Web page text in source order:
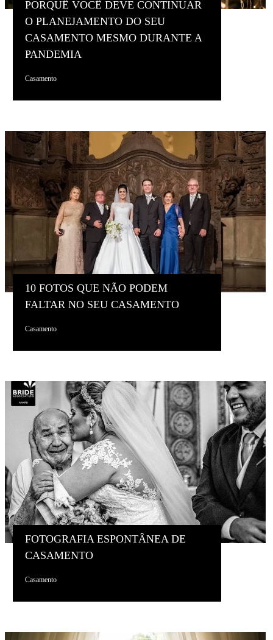
PORQUÊ VOCÊ DEVE CONTINUAR
O PLANEJAMENTO DO SEU
CASAMENTO MESMO DURANTE A
PANDEMIA
Casamento
10 FOTOS QUE NÃO PODEM
FALTAR NO SEU CASAMENTO
Casamento
FOTOGRAFIA ESPONTÂNEA DE
CASAMENTO
Casamento